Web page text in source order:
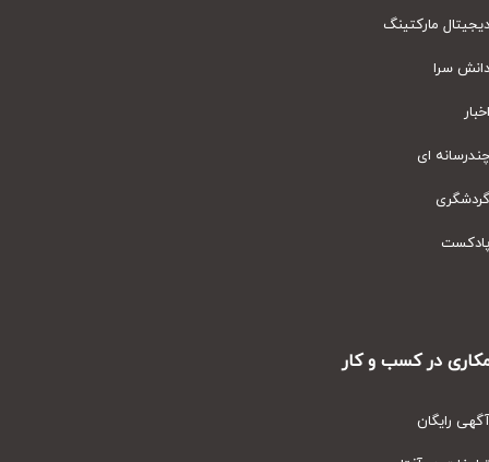
مارکتینگ
سرا
ای
در کسب و کار
رایگان